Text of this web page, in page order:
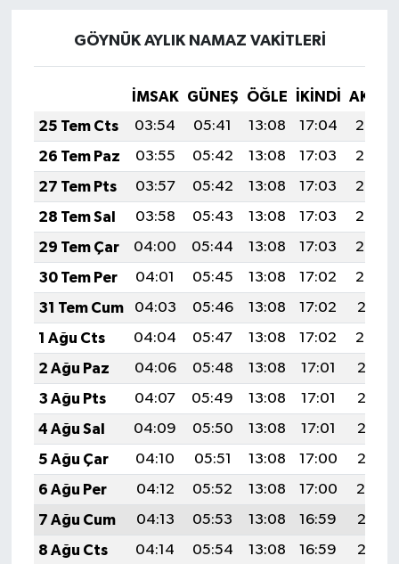
GÖYNÜK AYLIK NAMAZ VAKITLERI
İMSAK GÜNEŞ ÖĞLE İKINDI
25 Tem Cts
03:54 05:41 13:08 17:04
20:26
26 Tem Paz
03:55 05:42 13:08 17:03
20:25
27 Tem Pts
03:57 05:42 13:08 17:03
20:24
28 Tem Sal
03:58 05:43 13:08 17:03
20:24
29 Tem Çar
04:00 05:44 13:08 17:03
20:23
30 Tem Per
04:01 05:45 13:08 17:02
20:22
31 Tem Cum
04:03 05:46 13:08 17:02
20:21
1 Ağu Cts
04:04 05:47 13:08 17:02
20:20
2 Ağu Paz
04:06 05:48 13:08 17:01
20:18
3 Ağu Pts
04:07 05:49 13:08 17:01
20:17
4 Ağu Sal
04:09 05:50 13:08 17:01
20:16
5 Ağu Çar
04:10 05:51 13:08 17:00
20:15
6 Ağu Per
04:12 05:52 13:08 17:00
20:14
7 Ağu Cum
04:13 05:53 13:08 16:59
20:13
8 Ağu Cts
04:14 05:54 13:08 16:59
20:12